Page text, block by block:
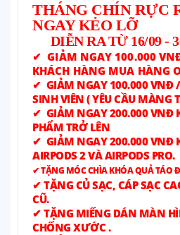
THÁNG CHÍNRỰC
NGAY KẺO LỠ
DIỄN RA TỪ 16/09 -
✔ GIẢM NGAY 100.000
KHÁCH HÀNG MUA HÀNG
✔ GIẢM NGAY 100.000 VNĐ
SINH VIÊN ( YÊU CẦU MÀNG
✔ GIẢM NGAY 200.000 VNĐ
PHẨM TRỞ LÊN
✔ GIẢM NGAY 200.000 VNĐ
AIRPODS 2 VÀ AIRPODS PRO.
✔ TẶNG MÓC CHÌA KHÓA QUẢ TÁO
✔ TẶNG CỦ SẠC, CÁP SẠC
CŨ.
✔ TẶNG MIẾNG DÁN MÀN
CHỐNG XƯỚC .